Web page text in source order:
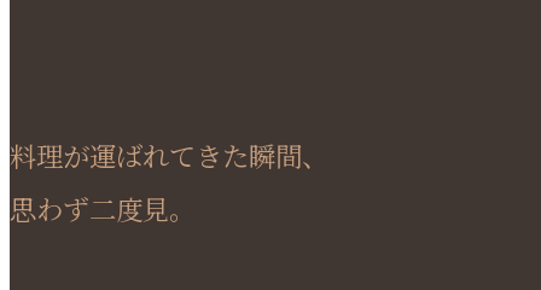
料理が運ばれてきた瞬間、
思わず二度見。